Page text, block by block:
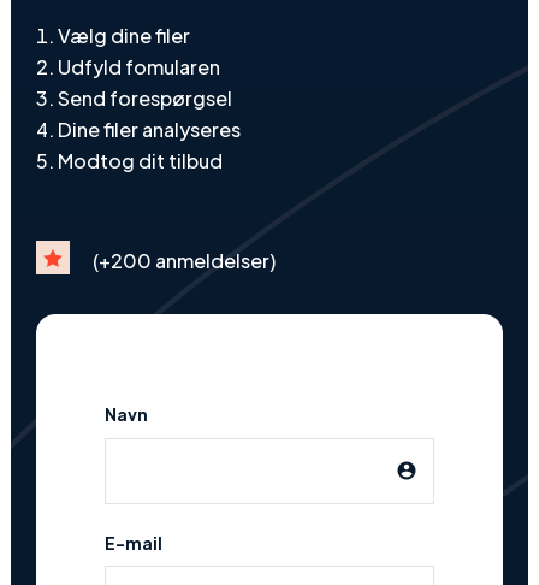
Vælg dine filer
Udfyld fomularen
Send forespørgsel
Dine filer analyseres
Modtog dit tilbud
 (+200 anmeldelser)
Navn
account_circle
E-mail